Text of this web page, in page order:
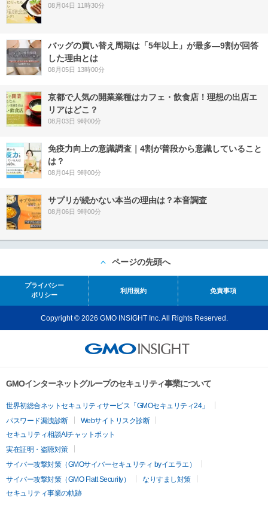
08月04日 11時30分
バッグの買い替え周期は「5年以上」が最多―9割が回答
した理由とは
08月05日 13時00分
京都で人気の開業業種はカフェ・飲食店！理想の出店エ
リアはどこ？
08月03日 9時00分
免疫力向上の意識調査｜4割が普段から意識していること
は？
08月04日 9時00分
サプリが続かない本当の理由は？本音調査
08月06日 9時00分
ページの先頭へ
プライバシー
ポリシー
利用規約 免責事項
Copyright © 2026 GMO INSIGHT Inc. All Rights Reserved.
GMOインターネットグループのセキュリティ事業について
世界初総合ネットセキュリティサービス「GMOセキュリティ24」
パスワード漏洩診断
Webサイトリスク診断
セキュリティ相談AIチャットボット
実在証明・盗聴対策
サイバー攻撃対策（GMOサイバーセキュリティ byイエラエ）
サイバー攻撃対策（GMO Flatt Security）
なりすまし対策
セキュリティ事業の軌跡